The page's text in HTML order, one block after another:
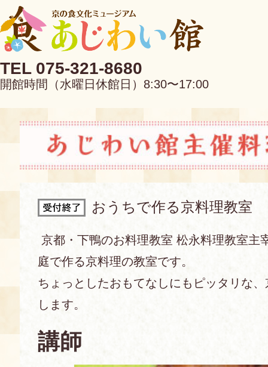
TEL 075-321-8680
開館時間（水曜日休館日）8:30〜17:00
EN 中文
当館について
京の食文化について
おうちで作る京料理教室
京都・下鴨のお料理教室 松永料理教室主
庭で作る京料理の教室です。
ちょっとしたおもてなしにもピッタリな
します。
講師